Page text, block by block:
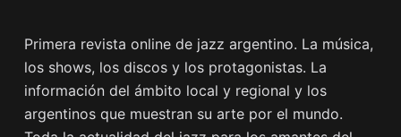
Primera revista online de jazz argentino. La música,
los shows, los discos y los protagonistas. La
información del ámbito local y regional y los
argentinos que muestran su arte por el mundo.